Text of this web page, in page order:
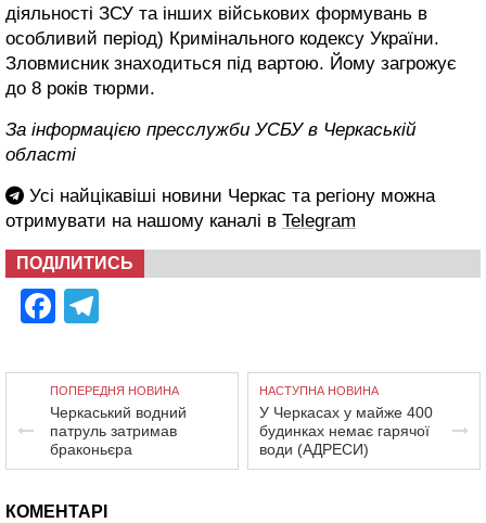
діяльності ЗСУ та інших військових формувань в
особливий період) Кримінального кодексу України.
Зловмисник знаходиться під вартою. Йому загрожує
до 8 років тюрми.
За інформацією пресслужби УСБУ в Черкаській
області
Усі найцікавіші новини Черкас та регіону можна
отримувати на нашому каналі в Telegram
ПОДІЛИТИСЬ
Facebook
ПОПЕРЕДНЯ НОВИНА
Черкаський водний
патруль затримав
браконьєра
НАСТУПНА НОВИНА
У Черкасах у майже 400
будинках немає гарячої
води (АДРЕСИ)
КОМЕНТАРІ